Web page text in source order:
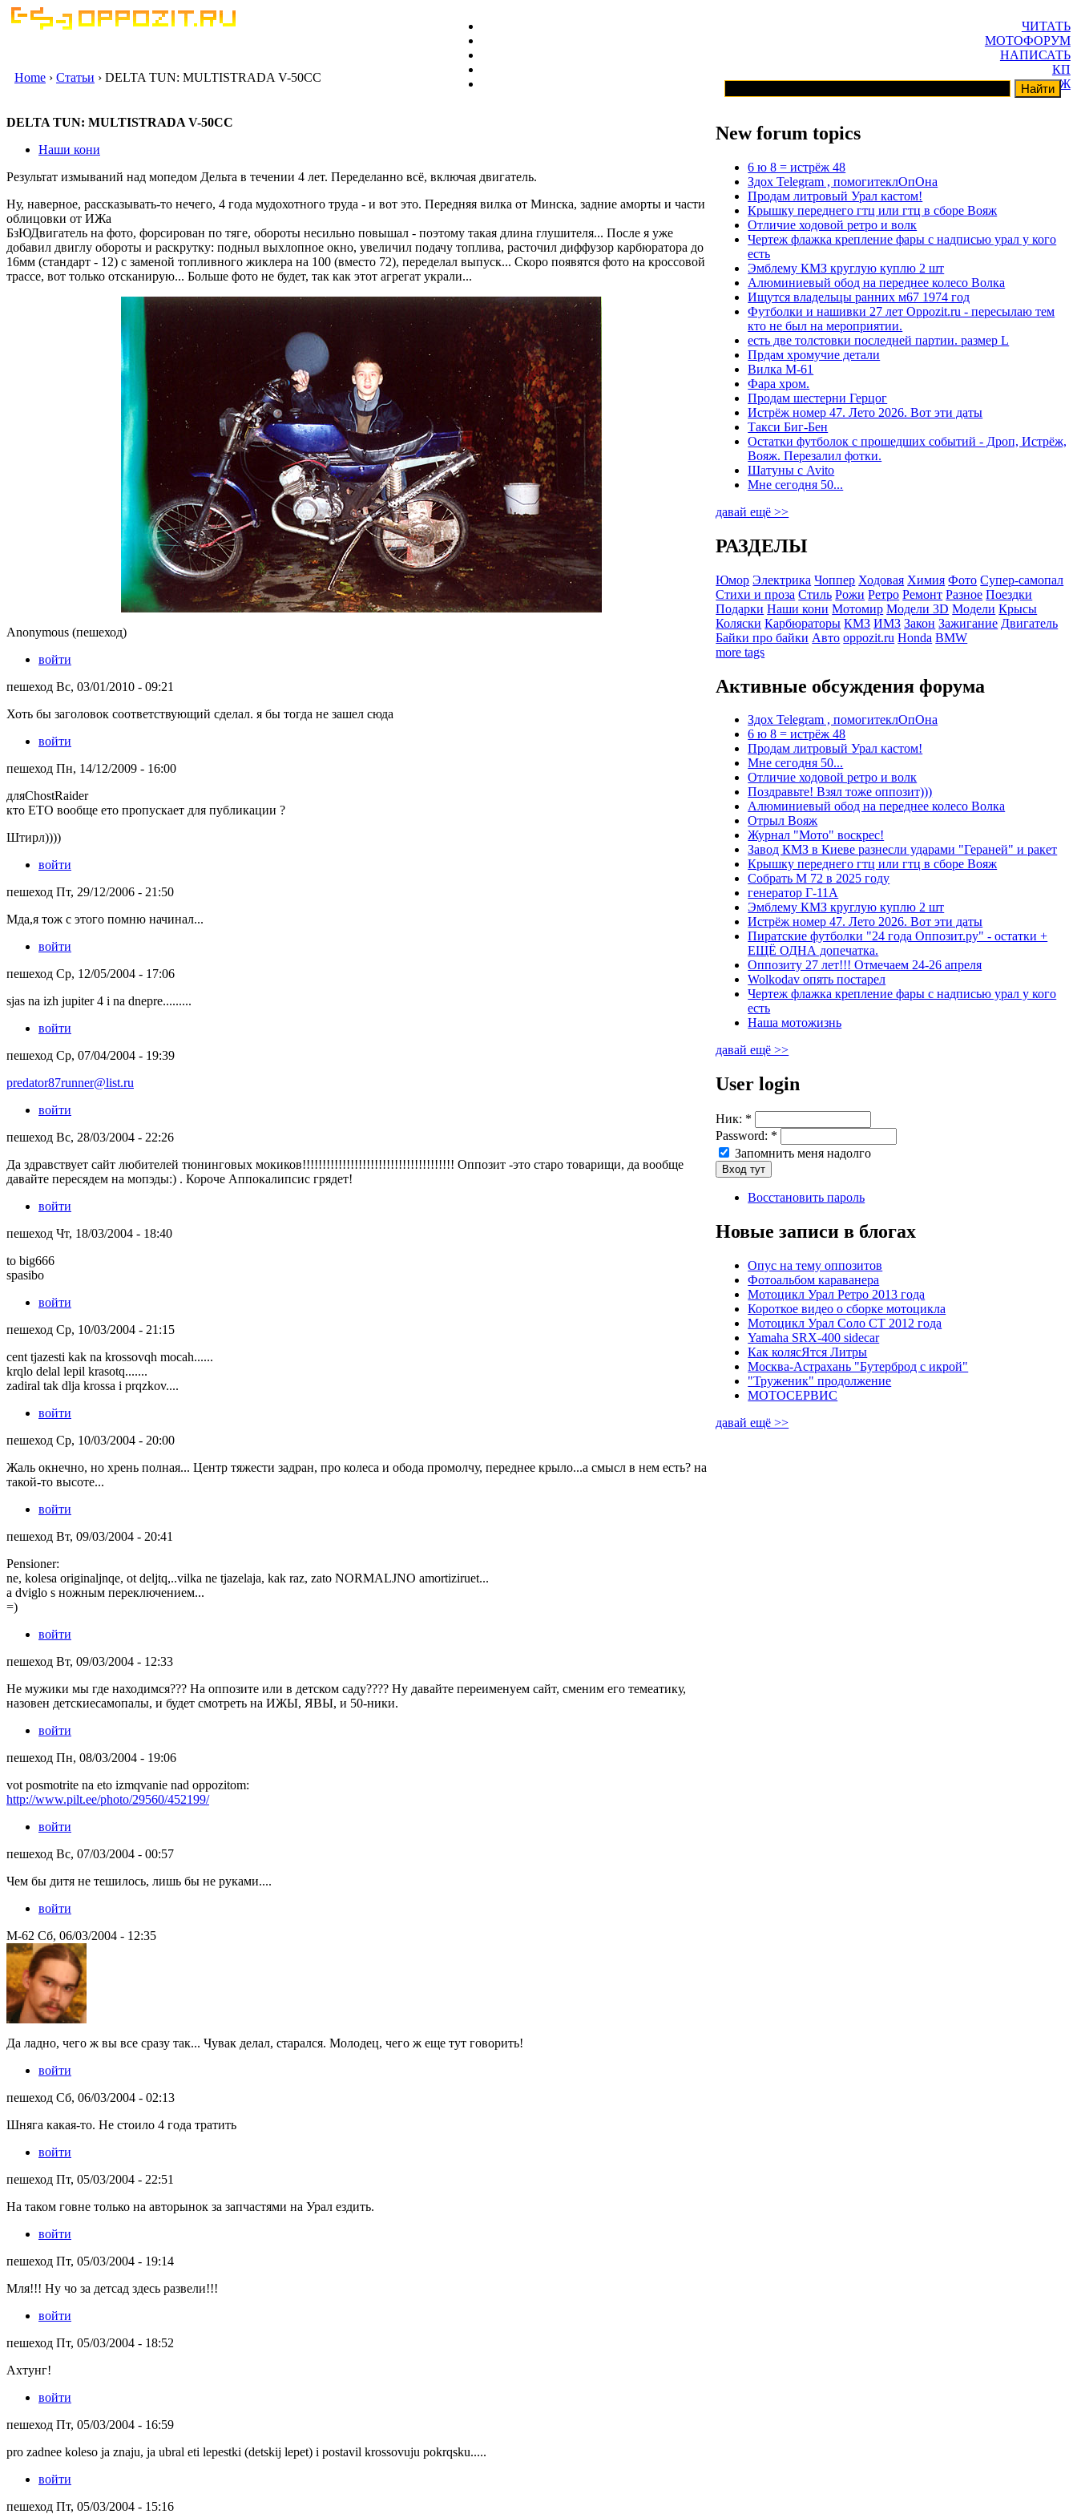
ЧИТАТЬ
МОТОФОРУМ
НАПИСАТЬ
КП
ГАРАЖ
Home › Статьи › DELTA TUN: MULTISTRADA V-50CC
DELTA TUN: MULTISTRADA V-50CC
Наши кони
Результат измываний над мопедом Дельта в течении 4 лет. Переделанно всё, включая двигатель.
Ну, наверное, рассказывать-то нечего, 4 года мудохотного труда - и вот это. Передняя вилка от Минска, задние аморты и части
облицовки от ИЖа
БзЮДвигатель на фото, форсирован по тяге, обороты несильно повышал - поэтому такая длина глушителя... После я уже
добавил двиглу обороты и раскрутку: подныл выхлопное окно, увеличил подачу топлива, расточил диффузор карбюратора до
16мм (стандарт - 12) с заменой топливного жиклера на 100 (вместо 72), переделал выпуск... Скоро появятся фото на кроссовой
трассе, вот только отсканирую... Больше фото не будет, так как этот агрегат украли...
Anonymous (пешеход)
войти
пешеход Вс, 03/01/2010 - 09:21
Хоть бы заголовок соответствующий сделал. я бы тогда не зашел сюда
войти
пешеход Пн, 14/12/2009 - 16:00
дляChostRaider
кто ЕТО вообще ето пропускает для публикации ?
Штирл))))
войти
пешеход Пт, 29/12/2006 - 21:50
Мда,я тож с этого помню начинал...
войти
пешеход Ср, 12/05/2004 - 17:06
sjas na izh jupiter 4 i na dnepre.........
войти
пешеход Ср, 07/04/2004 - 19:39
predator87runner@list.ru
войти
пешеход Вс, 28/03/2004 - 22:26
Да здравствует сайт любителей тюнинговых мокиков!!!!!!!!!!!!!!!!!!!!!!!!!!!!!!!!!!!!!! Оппозит -это старо товарищи, да вообще
давайте пересядем на мопэды:) . Короче Аппокалипсис грядет!
войти
пешеход Чт, 18/03/2004 - 18:40
to big666
spasibo
войти
пешеход Ср, 10/03/2004 - 21:15
cent tjazesti kak na krossovqh mocah......
krqlo delal lepil krasotq.......
zadiral tak dlja krossa i prqzkov....
войти
пешеход Ср, 10/03/2004 - 20:00
Жаль окнечно, но хрень полная... Центр тяжести задран, про колеса и обода промолчу, переднее крыло...а смысл в нем есть? на
такой-то высоте...
войти
пешеход Вт, 09/03/2004 - 20:41
Pensioner:
ne, kolesa originaljnqe, ot deljtq,..vilka ne tjazelaja, kak raz, zato NORMALJNO amortiziruet...
a dviglo s ножным переключением...
=)
войти
пешеход Вт, 09/03/2004 - 12:33
Не мужики мы где находимся??? На оппозите или в детском саду???? Ну давайте переименуем сайт, сменим его темеатику,
назовен детскиесамопалы, и будет смотреть на ИЖЫ, ЯВЫ, и 50-ники.
войти
пешеход Пн, 08/03/2004 - 19:06
vot posmotrite na eto izmqvanie nad oppozitom:
http://www.pilt.ee/photo/29560/452199/
войти
пешеход Вс, 07/03/2004 - 00:57
Чем бы дитя не тешилось, лишь бы не руками....
войти
M-62 Сб, 06/03/2004 - 12:35
Да ладно, чего ж вы все сразу так... Чувак делал, старался. Молодец, чего ж еще тут говорить!
войти
пешеход Сб, 06/03/2004 - 02:13
Шняга какая-то. Не стоило 4 года тратить
войти
пешеход Пт, 05/03/2004 - 22:51
На таком говне только на авторынок за запчастями на Урал ездить.
войти
пешеход Пт, 05/03/2004 - 19:14
Мля!!! Ну чо за детсад здесь развели!!!
войти
пешеход Пт, 05/03/2004 - 18:52
Ахтунг!
войти
пешеход Пт, 05/03/2004 - 16:59
pro zadnee koleso ja znaju, ja ubral eti lepestki (detskij lepet) i postavil krossovuju pokrqsku.....
войти
пешеход Пт, 05/03/2004 - 15:16
New forum topics
6 ю 8 = истрёж 48
Здох Telegram , помогитеклОпОна
Продам литровый Урал кастом!
Крышку переднего гтц или гтц в сборе Вояж
Отличие ходовой ретро и волк
Чертеж флажка крепление фары с надписью урал у кого
есть
Эмблему КМЗ круглую куплю 2 шт
Алюминиевый обод на переднее колесо Волка
Ищутся владельцы ранних м67 1974 год
Футболки и нашивки 27 лет Oppozit.ru - пересылаю тем
кто не был на мероприятии.
есть две толстовки последней партии. размер L
Прдам хромучие детали
Вилка М-61
Фара хром.
Продам шестерни Герцог
Истрёж номер 47. Лето 2026. Вот эти даты
Такси Биг-Бен
Остатки футболок с прошедших событий - Дроп, Истрёж,
Вояж. Перезалил фотки.
Шатуны с Avito
Мне сегодня 50...
давай ещё >>
РАЗДЕЛЫ
Юмор Электрика Чоппер Ходовая Химия Фото Супер-самопал
Стихи и проза Стиль Рожи Ретро Ремонт Разное Поездки
Подарки Наши кони Мотомир Модели 3D Модели Крысы
Коляски Карбюраторы КМЗ ИМЗ Закон Зажигание Двигатель
Байки про байки Авто oppozit.ru Honda BMW
more tags
Активные обсуждения форума
Здох Telegram , помогитеклОпОна
6 ю 8 = истрёж 48
Продам литровый Урал кастом!
Мне сегодня 50...
Отличие ходовой ретро и волк
Поздравьте! Взял тоже оппозит)))
Алюминиевый обод на переднее колесо Волка
Отрыл Вояж
Журнал "Мото" воскрес!
Завод КМЗ в Киеве разнесли ударами "Гераней" и ракет
Крышку переднего гтц или гтц в сборе Вояж
Собрать М 72 в 2025 году
генератор Г-11А
Эмблему КМЗ круглую куплю 2 шт
Истрёж номер 47. Лето 2026. Вот эти даты
Пиратские футболки "24 года Оппозит.ру" - остатки +
ЕЩЁ ОДНА допечатка.
Оппозиту 27 лет!!! Отмечаем 24-26 апреля
Wolkodav опять постарел
Чертеж флажка крепление фары с надписью урал у кого
есть
Наша мотожизнь
давай ещё >>
User login
Ник: *
Password: *
Запомнить меня надолго
Восстановить пароль
Новые записи в блогах
Опус на тему оппозитов
Фотоальбом караванера
Мотоцикл Урал Ретро 2013 года
Короткое видео о сборке мотоцикла
Мотоцикл Урал Соло СТ 2012 года
Yamaha SRX-400 sidecar
Как колясЯтся Литры
Москва-Астрахань "Бутерброд с икрой"
"Труженик" продолжение
МОТОСЕРВИС
давай ещё >>